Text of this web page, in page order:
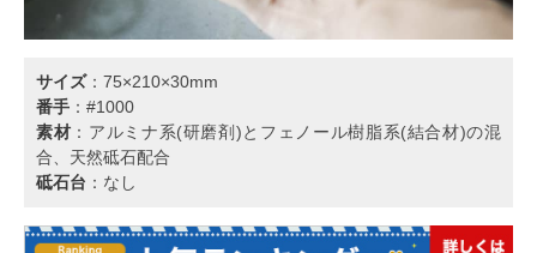
サイズ：75×210×30mm
番手 ：#1000
素材 ：アルミナ系(研磨剤)とフェノール樹脂系(結合材)の混
合、天然砥石配合
砥石台 ：なし